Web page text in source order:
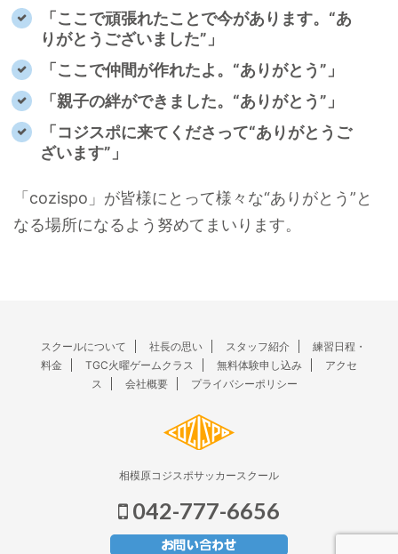
「ここで頑張れたことで今があります。“あ
りがとうございました”」
「ここで仲間が作れたよ。“ありがとう”」
「親子の絆ができました。“ありがとう”」
「コジスポに来てくださって“ありがとうご
ざいます”」
「cozispo」が皆様にとって様々な“ありがとう”と
なる場所になるよう努めてまいります。
スクールについて 社長の思い スタッフ紹介
練習日程・
料金
TGC火曜ゲームクラス 無料体験申し込み
アクセ
ス
会社概要 プライバシーポリシー
相模原コジスポサッカースクール
042-777-6656